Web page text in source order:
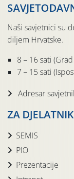
Naši savjetnici su
diljem Hrvatske.
8 – 16 sati
7 – 15 sati
Adresar
ZA
SEMIS
PIO
Prezentacije